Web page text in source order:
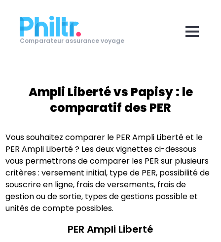
Comparateur assurance voyage
Ampli Libertévs Papisy: le
comparatif des PER
Vous souhaitez comparer le PERAmpli Libertéet le
PER Ampli Liberté? Les deux vignettes ci-dessous
vous permettrons de comparer les PER sur plusieurs
critères : versement initial, type de PER, possibilité de
souscrire en ligne, frais de versements, frais de
gestion ou de sortie, types de gestions possible et
unités de compte possibles.
PER Ampli Liberté